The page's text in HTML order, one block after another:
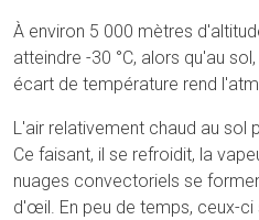
À environ 5 000 mètres
atteindre -30 °C, alors qu'au
écart de température rend
L'air relativement chaud au sol
Ce faisant, il se refroidit, la
nuages convectoriels se
d'œil. En peu de temps, ceux-